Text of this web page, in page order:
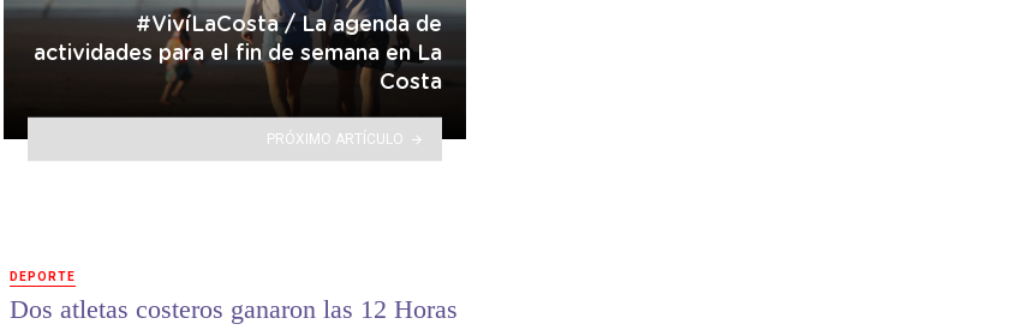
#VivíLaCosta / La agenda de
actividades para el fin de semana en La
Costa
PRÓXIMO ARTÍCULO
DEPORTE
Dos atletas costeros ganaron las 12 Horas